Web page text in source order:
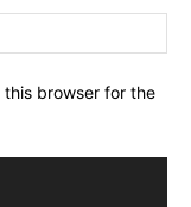
this browser for the